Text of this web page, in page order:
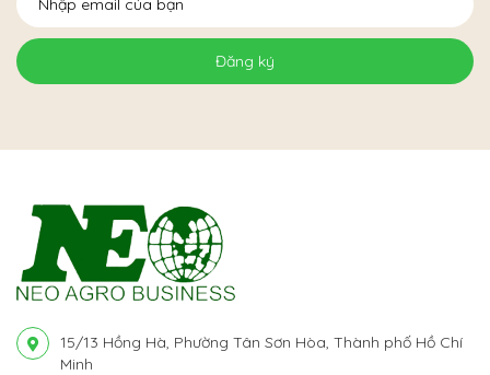
Đăng ký
15/13 Hồng Hà, Phường Tân Sơn Hòa, Thành phố Hồ Chí
Minh